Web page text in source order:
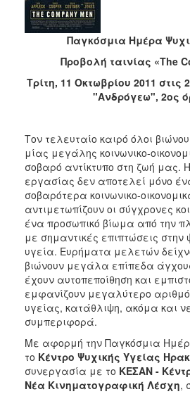
2017
2016
2015
2013
2010
2006
ΤΟΠΟΣ
ΠΟΛΙΤΙΣΜΟΣ
ΑΝΘΕΚΤΙΚΗ
ΠΟΛΗ
Παγκόσμια Ημέρα
Προβολή ταινίας «The
Τρίτη, 11 Οκτωβρίου 2011 στις
"Ανδρόγεω", 2ος
Τον τελευταίο καιρό όλοι
μίας μεγάλης κοινωνικο-
σοβαρό αντίκτυπο στη ζωή μας.
εργασίας δεν αποτελεί μόνο
σοβαρότερα κοινωνικο-
αντιμετωπίζουν οι σύγχρονες
ένα προσωπικό βίωμα από την
με σημαντικές επιπτώσεις στην
υγεία. Ευρήματα μελετών
βιώνουν μεγάλα επίπεδα
έχουν αυτοπεποίθηση και
εμφανίζουν μεγαλύτερο
υγείας, κατάθλιψη, ακόμα και
συμπεριφορά.
Με αφορμή την Παγκόσμια
το Κέντρο Ψυχικής Υγείας
συνεργασία με το ΚΕΣΑΝ -
Νέα Κινηματογραφική Λέσχη,